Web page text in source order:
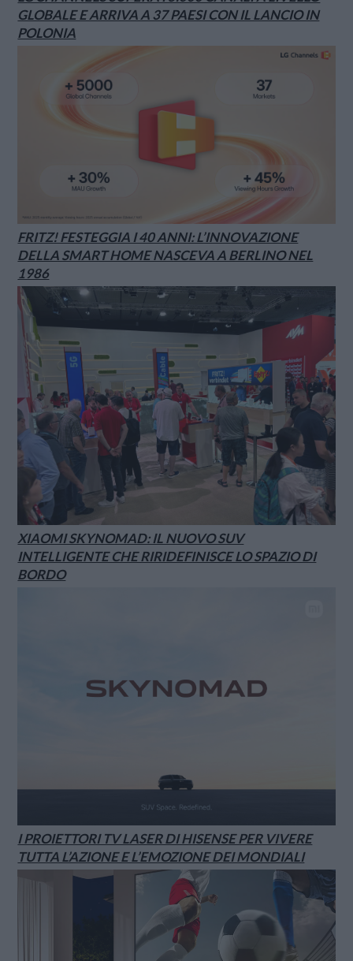
GLOBALE E ARRIVA A 37 PAESI CON IL LANCIO IN
POLONIA
FRITZ! FESTEGGIA I 40 ANNI: L’INNOVAZIONE
DELLA SMART HOME NASCEVA A BERLINO NEL
1986
XIAOMI SKYNOMAD: IL NUOVO SUV
INTELLIGENTE CHE RIRIDEFINISCE LO SPAZIO DI
BORDO
I PROIETTORI TV LASER DI HISENSE PER VIVERE
TUTTA L’AZIONE E L’EMOZIONE DEI MONDIALI